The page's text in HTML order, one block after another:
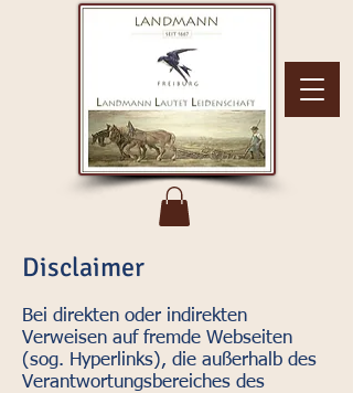
Disclaimer
Bei direkten oder indirekten
Verweisen auf fremde Webseiten
(sog. Hyperlinks), die außerhalb des
Verantwortungsbereiches des